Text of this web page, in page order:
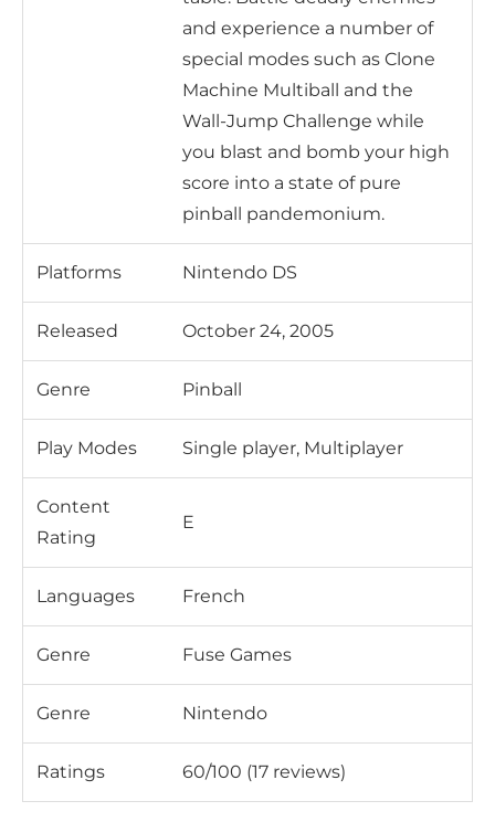
and experience a number of
special modes such as Clone
Machine Multiball and the
Wall-Jump Challenge while
you blast and bomb your high
score into a state of pure
pinball pandemonium.
Platforms Nintendo DS
Released October 24, 2005
Genre Pinball
Play Modes Single player, Multiplayer
Content
Rating
E
Languages French
Genre Fuse Games
Genre Nintendo
Ratings 60/100 (17 reviews)